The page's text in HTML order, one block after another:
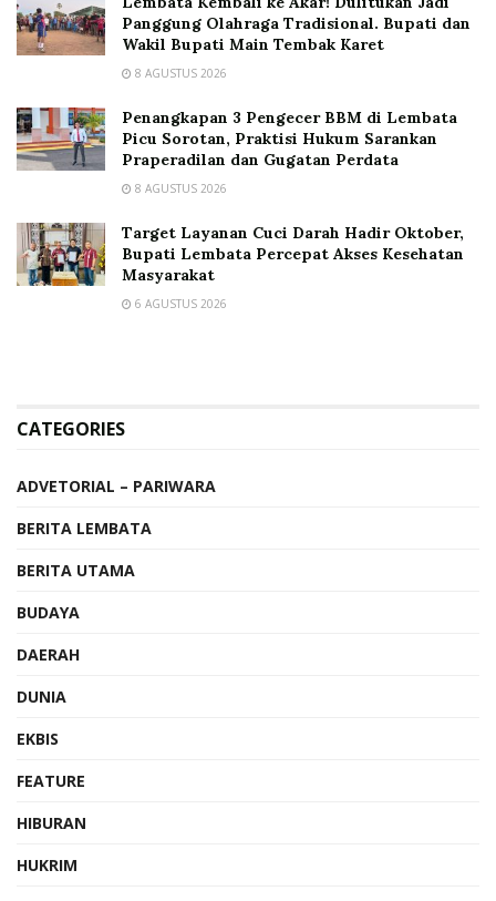
Panggung Olahraga Tradisional. Bupati dan
Wakil Bupati Main Tembak Karet
8 AGUSTUS 2026
Penangkapan 3 Pengecer BBM di Lembata
Picu Sorotan, Praktisi Hukum Sarankan
Praperadilan dan Gugatan Perdata
8 AGUSTUS 2026
Target Layanan Cuci Darah Hadir Oktober,
Bupati Lembata Percepat Akses Kesehatan
Masyarakat
6 AGUSTUS 2026
CATEGORIES
ADVETORIAL – PARIWARA
BERITA LEMBATA
BERITA UTAMA
BUDAYA
DAERAH
DUNIA
EKBIS
FEATURE
HIBURAN
HUKRIM